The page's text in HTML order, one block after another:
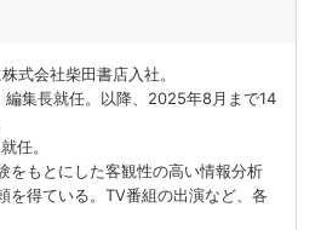
式会社柴田書店入社。
編集長就任。以降、2025年8月まで14
任。
をもとにした客観性の高い情報分析
を得ている。TV番組の出演など、各